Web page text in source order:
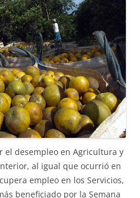
el desempleo en Agricultura y
al igual que ocurrió en
empleo en los Servicios,
beneficiado por la Semana